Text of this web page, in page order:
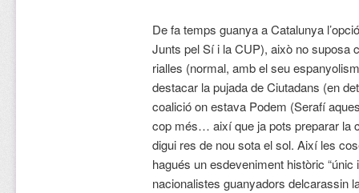
De fa temps guanya a Catalunya
Junts pel Sí i la CUP), això no suposa
rialles (normal, amb el seu
destacar la pujada de Ciutadans (en
coalició on estava Podem (Serafí
cop més… així que ja pots preparar la
digui res de nou sota el sol. Així les
hagués un esdeveniment històric “únic
nacionalistes guanyadors delcarassin